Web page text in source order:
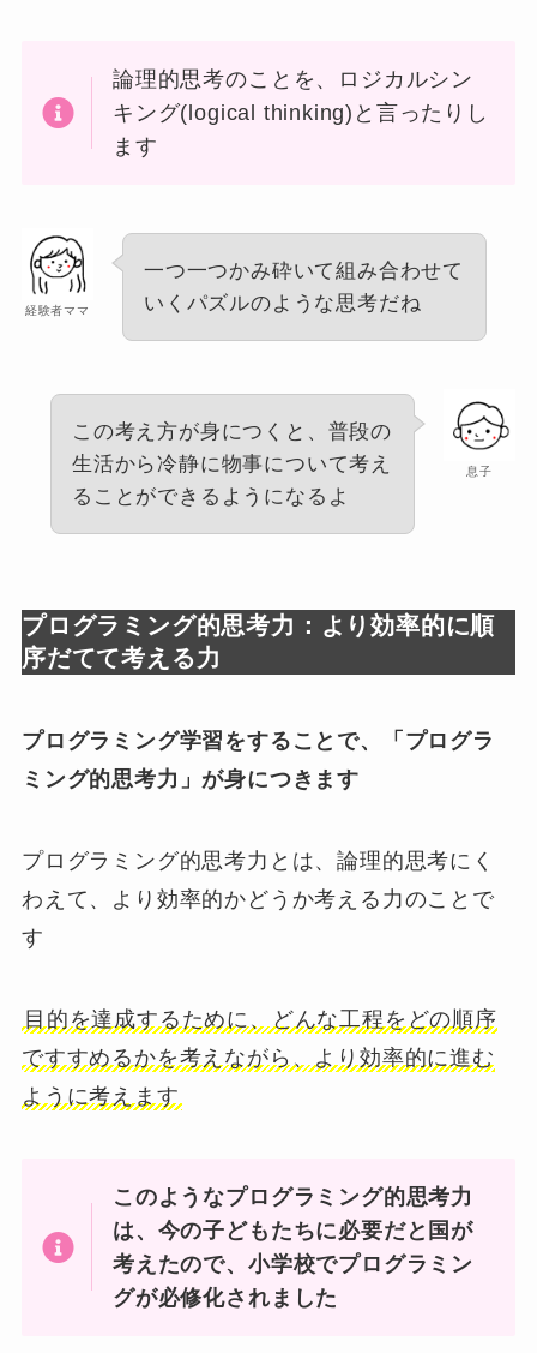
論理的思考のことを、ロジカルシン
キング(logical thinking)と言ったりし
ます
経験者ママ
一つ一つかみ砕いて組み合わせて
いくパズルのような思考だね
息子
この考え方が身につくと、普段の
生活から冷静に物事について考え
ることができるようになるよ
プログラミング的思考力：より効率的に順
序だてて考える力
プログラミング学習をすることで、「プログラ
ミング的思考力」が身につきます
プログラミング的思考力とは、論理的思考にく
わえて、より効率的かどうか考える力のことで
す
目的を達成するために、どんな工程をどの順序
ですすめるかを考えながら、より効率的に進む
ように考えます
このようなプログラミング的思考力
は、今の子どもたちに必要だと国が
考えたので、小学校でプログラミン
グが必修化されました